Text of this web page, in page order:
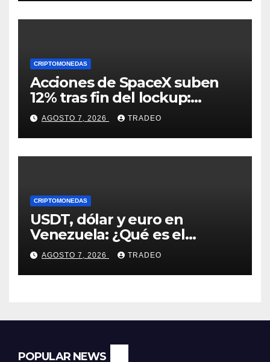
CRIPTOMONEDAS
Acciones de SpaceX suben
12% tras fin del lockup:
¿Hasta dónde podrían llegar
en agosto?
AGOSTO 7, 2026 TRADEO
CRIPTOMONEDAS
USDT, dólar y euro en
Venezuela: ¿Qué es el
fenómeno “Rockets and
Feathers”?
AGOSTO 7, 2026 TRADEO
POPULAR NEWS